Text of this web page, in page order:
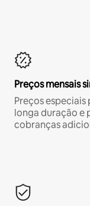
Preços mensais
Preços
longa duração e
cobranças